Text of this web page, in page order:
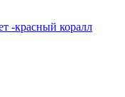
-красный коралл